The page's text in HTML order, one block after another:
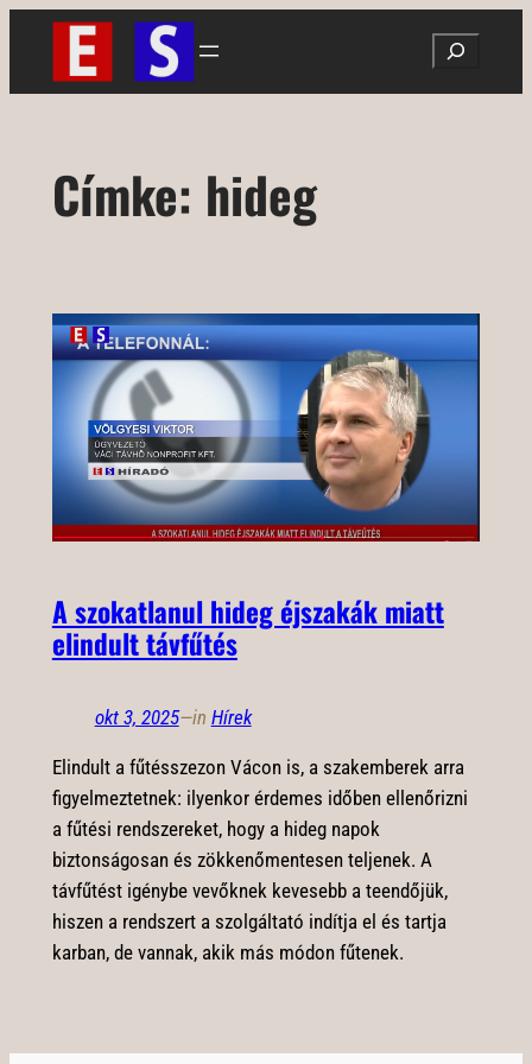
Ugrás
tartalomhoz
Search
Címke: hideg
A szokatlanul hideg éjszakák miatt
elindult távfűtés
okt 3, 2025—in Hírek
Elindult a fűtésszezon Vácon is, a szakemberek arra
figyelmeztetnek: ilyenkor érdemes időben ellenőrizni
a fűtési rendszereket, hogy a hideg napok
biztonságosan és zökkenőmentesen teljenek. A
távfűtést igénybe vevőknek kevesebb a teendőjük,
hiszen a rendszert a szolgáltató indítja el és tartja
karban, de vannak, akik más módon fűtenek.